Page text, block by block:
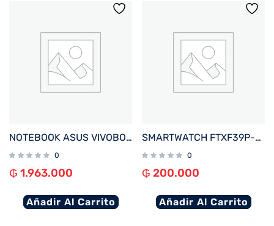
NOTEBOOK ASUS VIVOBOOK GO E510KA-EJ562W CEL 1.1%2F4%2F128EMMC%2FW11H%2F15.6%22FHD%2FNEGRO
0
₲ 1.963.000
Añadir Al Carrito
SMARTWATCH FTXF39P-RGPK 42MM ROSE GOLD%2FROSA ANDROID%2FIOS%2FBT%2FFREC. CARD%2FNOTIFICACIONES
0
₲ 200.000
Añadir Al Carrito